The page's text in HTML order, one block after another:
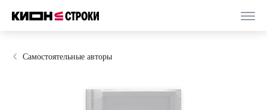
Самостоятельные авторы